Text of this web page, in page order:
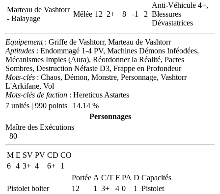
Marteau de Vashtorr
- Balayage
Mêlée 12 2+ 8 -1 2
Anti-Véhicule 4+,
Blessures
Dévastatrices
Equipement: Griffe de Vashtorr, Marteau de Vashtorr
Aptitudes : Endommagé 1-4 PV, Machines Démons Inféodées,
Mécanismes Impies (Aura), Réordonner la Réalité, Pactes
Sombres, Destruction Néfaste D3, Frappe en Profondeur
Mots-clés : Chaos, Démon, Monstre, Personnage, Vashtorr
L'Arkifane, Vol
Mots-clés de faction : Hereticus Astartes
7 unités | 990 points | 14.14 %
Personnages
Maître des Exécutions
80
M E SV PV CD CO
6 4 3+ 4 6+
1
Portée A C/T F PA D Capacités
Pistolet bolter
12 1 3+ 4 0 1
Pistolet